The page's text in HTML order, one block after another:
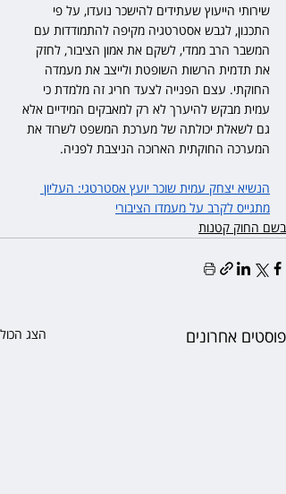
שירותי הייעוץ שעתידים להישכר נועדו, על פי
התכנון, לגבש אסטרטגיה מקיפה להתמודדות עם
המשבר הרב ממדי, לשקם את אמון הציבור, לחזק
את תדמית הרשות השופטת ולייצב את מעמדה
החוקתי. עצם הפנייה לצעד חריג זה מלמדת כי
עמית מבקש להיערך לא רק למאבקים המידיים אלא
גם לשאלת יכולתה של מערכת המשפט לשרוד את
המערכה החוקתית הארוכה הניצבת לפניה.
הנשיא יצחק עמית שוכר יועץ אסטרטגי: העליון
מתגייס לקרב על מעמדו הציבורי
בשם החוק קטנות
פוסטים אחרונים הצג הכול